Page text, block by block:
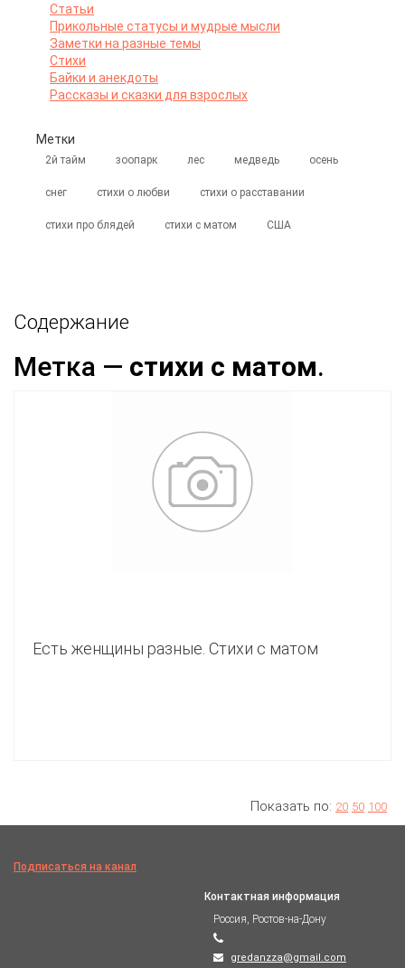
Статьи
Прикольные статусы и мудрые мысли
Заметки на разные темы
Стихи
Байки и анекдоты
Рассказы и сказки для взрослых
Метки
2й тайм зоопарк лес медведь осень
снег стихи о любви стихи о расставании
стихи про блядей стихи с матом США
Содержание
Метка — стихи с матом.
Есть женщины разные. Стихи с матом
Показать по: 20 50 100
Подписаться на канал
Контактная информация
Россия, Ростов-на-Дону
gredanzza@gmail.com